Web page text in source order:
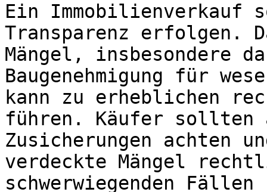
Ein
Transparenz erfolgen.
Mängel, insbesondere
Baugenehmigung für
kann zu erheblichen
führen. Käufer sollten
Zusicherungen achten
verdeckte Mängel
schwerwiegenden